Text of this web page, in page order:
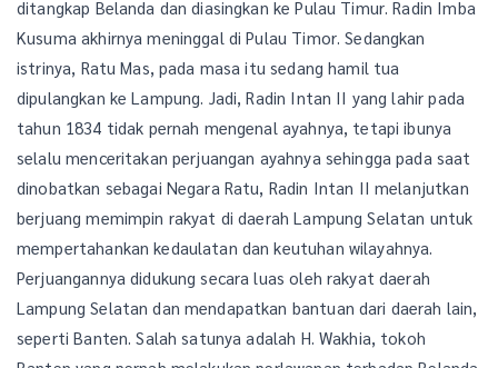
ditangkap Belanda dan diasingkan ke Pulau Timur. Radin Imba
Kusuma akhirnya meninggal di Pulau Timor. Sedangkan
istrinya, Ratu Mas, pada masa itu sedang hamil tua
dipulangkan ke Lampung. Jadi, Radin Intan II yang lahir pada
tahun 1834 tidak pernah mengenal ayahnya, tetapi ibunya
selalu menceritakan perjuangan ayahnya sehingga pada saat
dinobatkan sebagai Negara Ratu, Radin Intan II melanjutkan
berjuang memimpin rakyat di daerah Lampung Selatan untuk
mempertahankan kedaulatan dan keutuhan wilayahnya.
Perjuangannya didukung secara luas oleh rakyat daerah
Lampung Selatan dan mendapatkan bantuan dari daerah lain,
seperti Banten. Salah satunya adalah H. Wakhia, tokoh